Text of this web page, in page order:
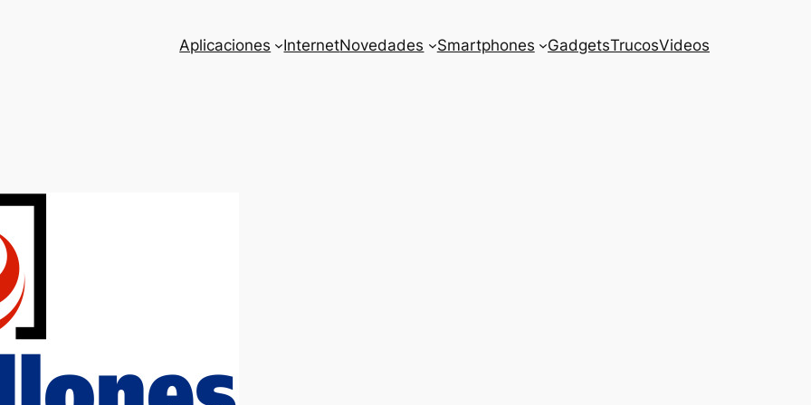
Aplicaciones InternetNovedades Smartphones GadgetsTrucosVideos